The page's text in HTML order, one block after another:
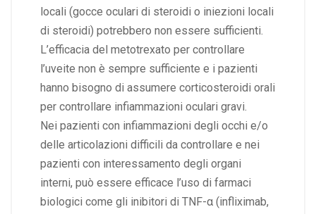
locali (gocce oculari di steroidi o iniezioni locali
di steroidi) potrebbero non essere sufficienti.
L’efficacia del metotrexato per controllare
l’uveite non è sempre sufficiente e i pazienti
hanno bisogno di assumere corticosteroidi orali
per controllare infiammazioni oculari gravi.
Nei pazienti con infiammazioni degli occhi e/o
delle articolazioni difficili da controllare e nei
pazienti con interessamento degli organi
interni, può essere efficace l’uso di farmaci
biologici come gli inibitori di TNF-α (infliximab,